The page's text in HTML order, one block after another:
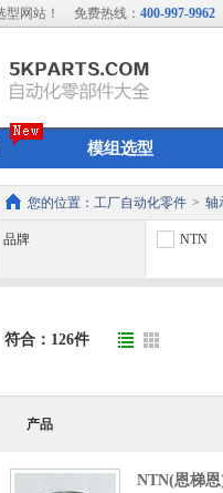
网站！ 免费热线： 400-997-9962
模组选型
您的位置： 工厂自动化零件 > 轴
品牌 NTN
符合： 126件
产品
NTN(恩梯